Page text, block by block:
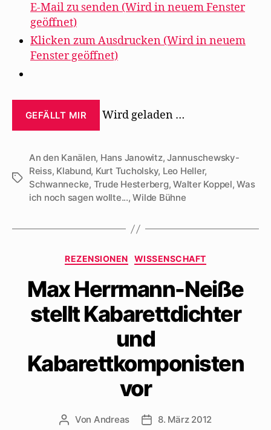
E-Mail zu senden (Wird in neuem Fenster
geöffnet)
Klicken zum Ausdrucken (Wird in neuem
Fenster geöffnet)
GEFÄLLT MIR Wird geladen …
Schlagwörter
An den Kanälen, Hans Janowitz,Jannuschewsky-
Reiss, Klabund, Kurt Tucholsky, Leo Heller,
Schwannecke, Trude Hesterberg,Walter Koppel,Was
ich noch sagen wollte...,Wilde Bühne
Kategorien
REZENSIONEN WISSENSCHAFT
Max Herrmann-Neiße
stellt Kabarettdichter
und
Kabarettkomponisten
vor
Beitragsautor
Von Andreas Beitragsdatum
8. März 2012